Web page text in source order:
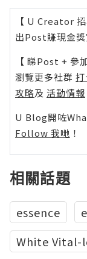
【 U Creator 招
出Post賺現金
【 睇Post + 參
瀏覽更多社群
攻略及 活動情報
U Blog開咗
Follow 我哋 ！
相關話題
essence
White Vital-